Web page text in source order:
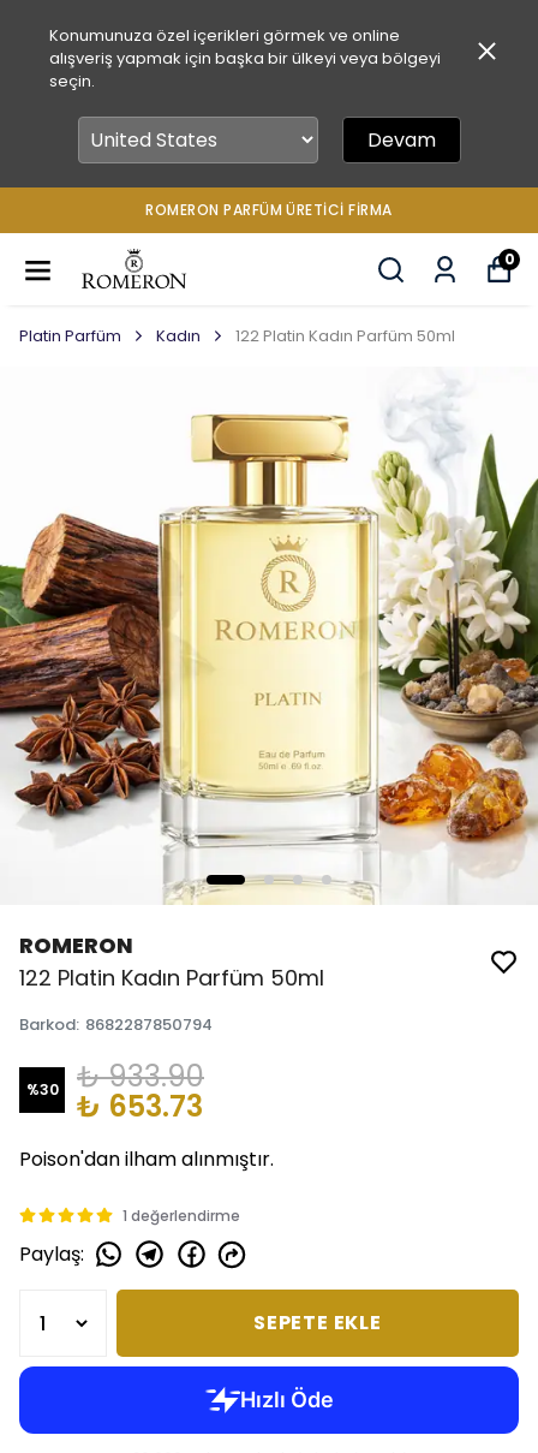
Konumunuza özel içerikleri görmek ve online
alışveriş yapmak için başka bir ülkeyi veya bölgeyi
seçin.
Devam
ROMERON PARFÜM ÜRETICI FIRMA
0
Platin Parfüm Kadın 122 Platin Kadın Parfüm 50ml
ROMERON
122 Platin Kadın Parfüm 50ml
Barkod: 8682287850794
%30 ₺ 933.90
₺ 653.73
Poison'dan ilham alınmıştır.
1 değerlendirme
Paylaş:
SEPETE EKLE